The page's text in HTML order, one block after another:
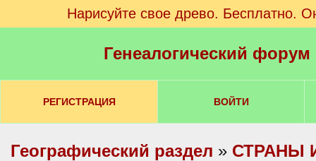
Нарисуйте свое древо. Бесплатно.
Генеалогический
РЕГИСТРАЦИЯ ВОЙТИ
Географический раздел » СТРАНЫ